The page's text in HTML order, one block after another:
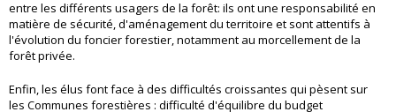
entre les différents usagers de la forêt: ils ont une responsabilité en
matière de sécurité, d'aménagement du territoire et sont attentifs à
l'évolution du foncier forestier, notamment au morcellement de la
forêt privée.
Enfin, les élus font face à des difficultés croissantes qui pèsent sur
les Communes forestières : difficulté d'équilibre du budget